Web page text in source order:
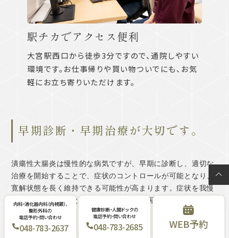
駅チカでアクセス便利
大宮駅西口から徒歩3分ですので、通院しやすい
環境です。お仕事帰りや買い物ついでにも、お気
軽にお立ち寄りいただけます。
早期診断・早期治療が大切です。
潰瘍性大腸炎は慢性的な病気ですが、早期に診断し、適切な
治療を開始することで、症状のコントロールが可能となり、
寛解状態を長く維持できる可能性が高まります。症状を我慢
せず、気になることがあれば早めに専門医にご相談くださ
内科・消化器内科（内視鏡）、
整形外科の
電話予約・問い合わせ
048-783-2637
健康診断・人間ドックの
電話予約・問い合わせ
048-783-2685 WEB予約